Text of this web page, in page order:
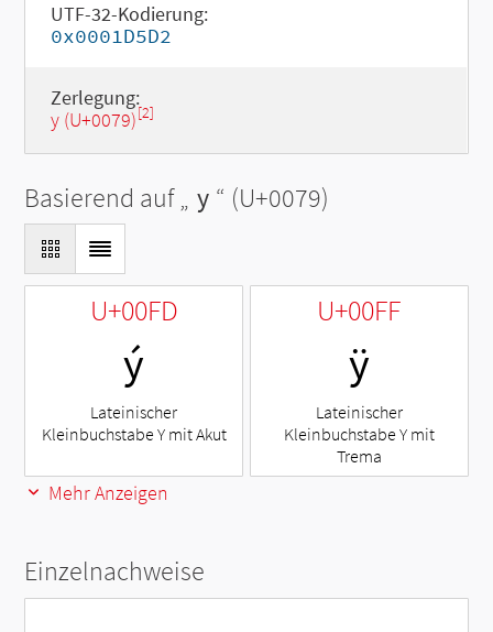
UTF-32-Kodierung:
0x0001D5D2
Zerlegung:
y (U+0079)[2]
Basierend auf „ y “ (U+0079)
U+00FD
ý
Lateinischer
Kleinbuchstabe Y mit Akut
U+00FF
ÿ
Lateinischer
Kleinbuchstabe Y mit
Trema
Mehr Anzeigen
Einzelnachweise